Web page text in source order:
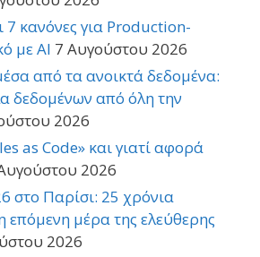
7 κανόνες για Production-
με AI 7 Αυγούστου 2026
από τα ανοικτά δεδομένα:
δεδομένων από όλη την
2026
as Code» και γιατί αφορά
2026
στο Παρίσι: 25 χρόνια
επόμενη μέρα της ελεύθερης
2026